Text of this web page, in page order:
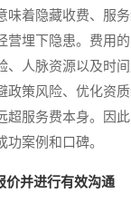
味着隐藏收费、服
营埋下隐患。费用
、人脉资源以及时
政策风险、优化资
超服务费本身。因
功案例和口碑。
价并进行有效沟通